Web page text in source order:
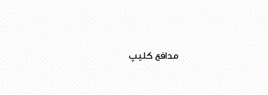
مدافع کلیپ